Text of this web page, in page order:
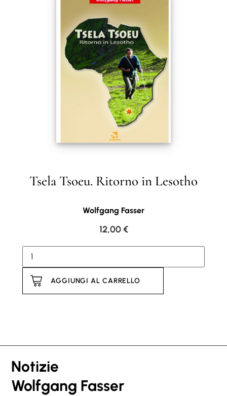
Tsela Tsoeu. Ritorno in Lesotho
Wolfgang Fasser
12,00€
AGGIUNGI AL CARRELLO
Notizie
Wolfgang Fasser